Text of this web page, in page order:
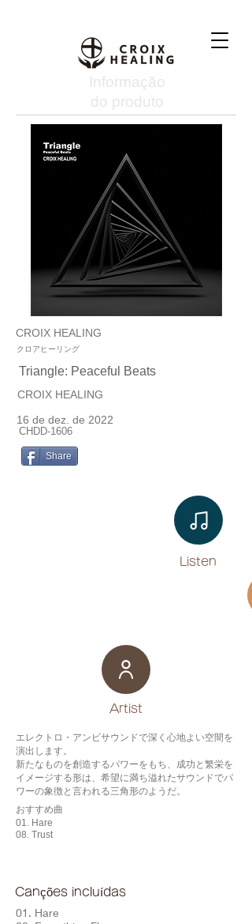
Informação
do produto
CROIX HEALING
クロアヒーリング
Triangle: Peaceful Beats
CROIX HEALING
16 de dez. de 2022
CHDD-1606
Share
Listen​
​Artist
エレクトロ・アンビサウンドで深く心地よい空間を
演出します。
新たなものを創造するパワーをもち、成功と繁栄を
イメージする形は、希望に満ち溢れたサウンドでパ
ワーの象徴と言われる三角形のようだ。
おすすめ曲
01. Hare
08. Trust
Canções incluídas
01. Hare